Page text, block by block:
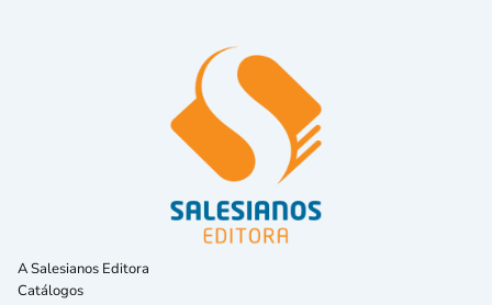
A Salesianos Editora
Catálogos